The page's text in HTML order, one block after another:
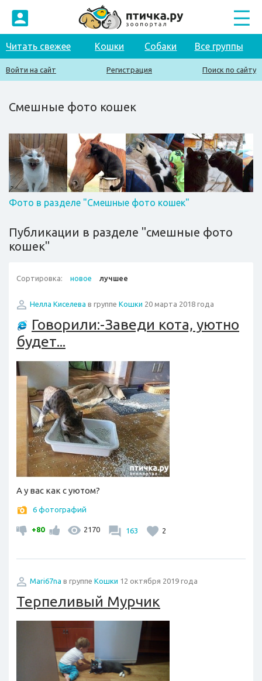
Читать свежее Кошки Собаки Все группы
Войти на сайт Регистрация Поиск по сайту
Смешные фото кошек
Фото в разделе "Смешные фото кошек"
Публикации в разделе "смешные фото
кошек"
Сортировка: новое лучшее
Нелла Киселева в группе Кошки 20 марта 2018 года
Говорили:-Заведи кота, уютно
будет...
А у вас как с уютом?
6 фотографий
+80 2170 163 2
Mari67na в группе Кошки 12 октября 2019 года
Терпеливый Мурчик